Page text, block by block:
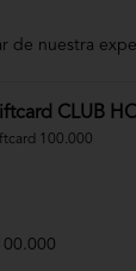
de nuestra
CLUB
100.000